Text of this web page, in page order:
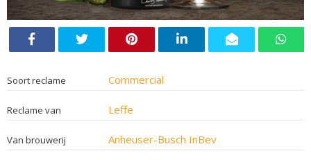
Soort reclame Commercial
Reclame van Leffe
Van brouwerij Anheuser-Busch InBev